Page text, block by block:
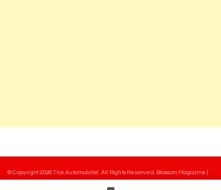
© Copyright 2026The Automobilist. All Rights Reserved. Blossom Magazine |